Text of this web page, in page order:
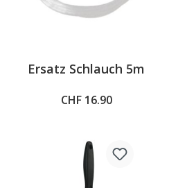
Ersatz Schlauch 5m
CHF 16.90